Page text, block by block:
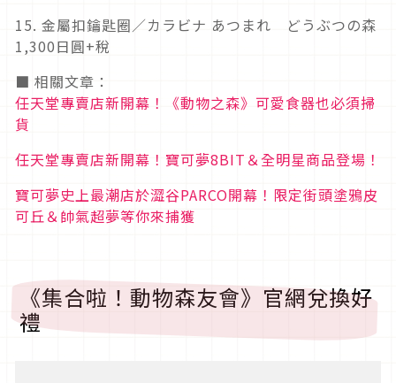
15. 金屬扣鑰匙圈／カラビナ あつまれ どうぶつの森
1,300日圓+稅
■ 相關文章：
任天堂專賣店新開幕！《動物之森》可愛食器也必須掃
貨
任天堂專賣店新開幕！寶可夢8BIT＆全明星商品登場！
寶可夢史上最潮店於澀谷PARCO開幕！限定街頭塗鴉皮
可丘＆帥氣超夢等你來捕獲
《集合啦！動物森友會》官網兌換好
禮